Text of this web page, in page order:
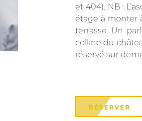
et 404). NB :
étage à monter
terrasse. Un
colline du
réservé sur
RÉSERVER